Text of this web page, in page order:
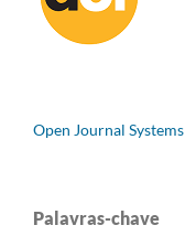
Open Journal Systems
Palavras-chave